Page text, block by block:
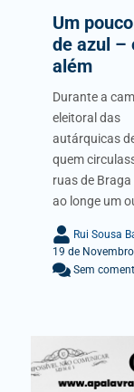
Um
de azul –
além
Durante a
eleitoral das
autárquicas
quem
ruas de Braga
ao longe um
Rui Sousa
19 de
Sem